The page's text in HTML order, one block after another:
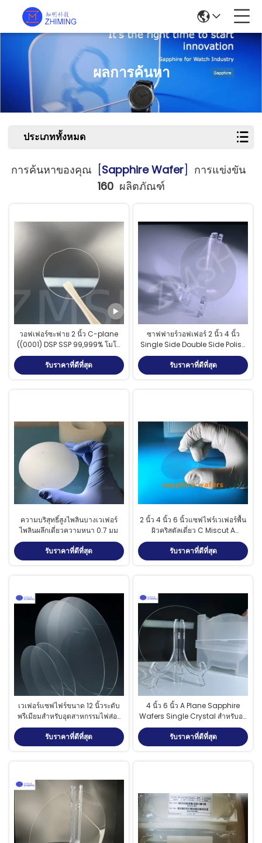
ผลการค้นหา
ประเภททั้งหมด
การค้นหาของคุณ [Sapphire Wafer] การแข่งขัน
160ผลิตภัณฑ์
วอฟเฟอร์ซะฟาย 2 นิ้ว C-plane
((0001) DSP SSP 99,999% โมโน
คริสตัล Al2O3 LEDS ครึ่งนํา
รับราคาที่ดีที่สุด
ซาฟฟายร์วอฟเฟอร์ 2 นิ้ว 4 นิ้ว
Single Side Double Side Polish
350um ความหนาคริสตัล
Orientation C-plane
รับราคาที่ดีที่สุด
ความบริสุทธิ์สูงไพลินบางเวเฟอร์
ไพลินผลึกเดี่ยวความหนา 0.7 มม
รับราคาที่ดีที่สุด
2 นิ้ว 4 นิ้ว 6 นิ้วแซฟไฟร์เวเฟอร์พื้น
ผิวคริสตัลเดี่ยว C Miscut A
Degree M Plane
รับราคาที่ดีที่สุด
เวเฟอร์แซฟไฟร์ขนาด 12 นิ้วระดับ
พรีเมียมสำหรับอุตสาหกรรมไฟส่อง
สว่างคุณภาพสูงและอุปกรณ์
อิเล็กทรอนิกส์สำหรับผู้บริโภค
รับราคาที่ดีที่สุด
4 นิ้ว 6 นิ้ว A Plane Sapphire
Wafers Single Crystal สําหรับออ
ปติกัล
รับราคาที่ดีที่สุด